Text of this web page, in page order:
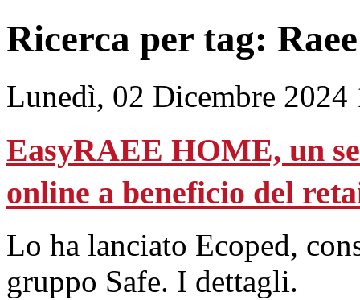
Ricerca per tag: Raee
Lunedì, 02 Dicembre 2024
EasyRAEE HOME, un
online a beneficio del
Lo ha lanciato Ecoped,
gruppo Safe. I dettagli.